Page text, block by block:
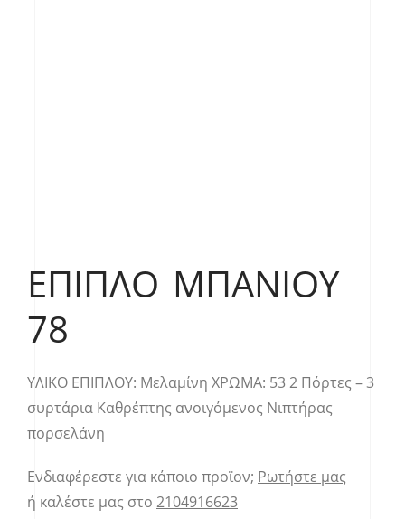
ΈΠΙΠΛΟ ΜΠΆΝΙΟΥ
78
YΛΙΚΟ ΕΠΙΠΛΟΥ: Μελαμίνη ΧΡΩΜΑ: 53 2 Πόρτες – 3
συρτάρια Καθρέπτης ανοιγόμενος Νιπτήρας
πορσελάνη
Ενδιαφέρεστε για κάποιο προϊον; Ρωτήστε μας
ή καλέστε μας στο 2104916623